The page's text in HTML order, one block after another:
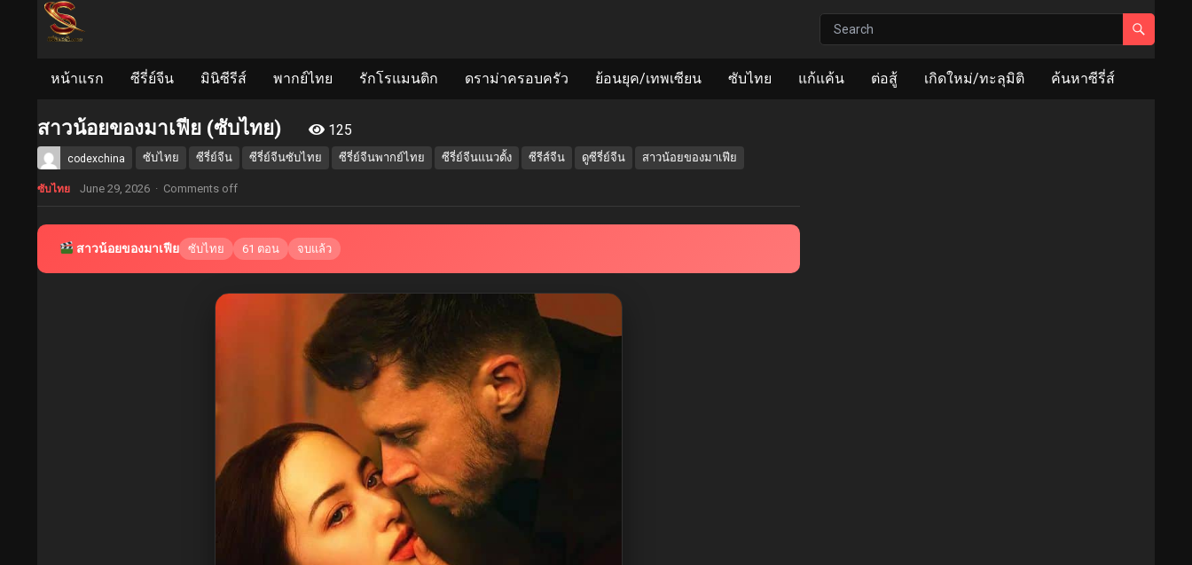
หน้าแรก ซีรี่ย์จีน มินิซีรีส์ พากย์ไทย รักโรแมนติก ดราม่าครอบครัว ย้อนยุค/เทพเซียน ซับไทย แก้แค้น ต่อสู้ เกิดใหม่/ทะลุมิติ ค้นหาซีรี่ส์
สาวน้อยของมาเฟีย (ซับไทย) 125
codexchina ซับไทย ซีรี่ย์จีน ซีรี่ย์จีนซับไทย ซีรี่ย์จีนพากย์ไทย ซีรี่ย์จีนแนวตั้ง ซีรีส์จีน ดูซีรี่ย์จีน สาวน้อยของมาเฟีย
ซับไทย June 29, 2026 · Comments off
สาวน้อยของมาเฟีย ซับไทย 61 ตอน จบแล้ว